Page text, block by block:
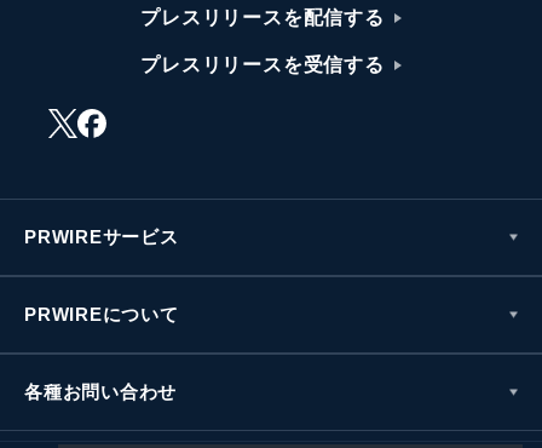
プレスリリースを配信する
プレスリリースを受信する
PRWIREサービス
PRWIREについて
各種お問い合わせ